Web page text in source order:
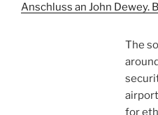
Anschluss an John Dewey.
The
for